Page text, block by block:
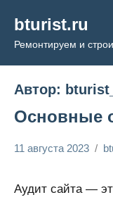
содержимому
bturist.ru
Ремонтируем и
Автор:
Основные
финансы
11 августа 2023
Аудит сайта —